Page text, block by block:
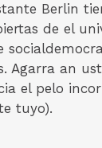
Berlin
de el
Agarra an
el pelo
tuyo).